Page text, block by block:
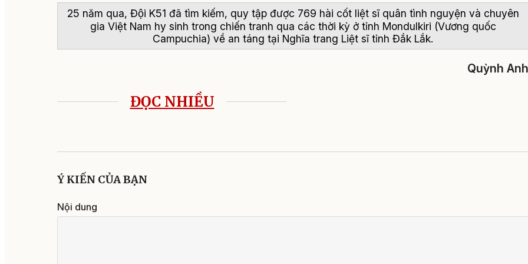
25 năm qua, Đội K51 đã tìm kiếm, quy tập được 769 hài cốt liệt sĩ quân tình nguyện và chuyên
gia Việt Nam hy sinh trong chiến tranh qua các thời kỳ ở tỉnh Mondulkiri (Vương quốc
Campuchia) về an táng tại Nghĩa trang Liệt sĩ tỉnh Đắk Lắk.
Quỳnh Anh
ĐỌC NHIỀU
Ý KIẾN CỦA BẠN
Nội dung